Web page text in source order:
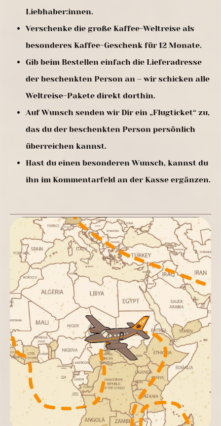
Liebhaber:innen.
Verschenke die große Kaffee-Weltreise als
besonderes Kaffee-Geschenk für 12 Monate.
Gib beim Bestellen einfach die Lieferadresse
der beschenkten Person an – wir schicken alle
Weltreise-Pakete direkt dorthin.
Auf Wunsch senden wir Dir ein „Flugticket“ zu,
das du der beschenkten Person persönlich
überreichen kannst.
Hast du einen besonderen Wunsch, kannst du
ihn im Kommentarfeld an der Kasse ergänzen.